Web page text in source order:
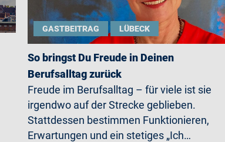
GASTBEITRAG LÜBECK
So bringst Du Freude in Deinen
Berufsalltag zurück
Freude im Berufsalltag – für viele ist sie
irgendwo auf der Strecke geblieben.
Stattdessen bestimmen Funktionieren,
Erwartungen und ein stetiges „Ich…